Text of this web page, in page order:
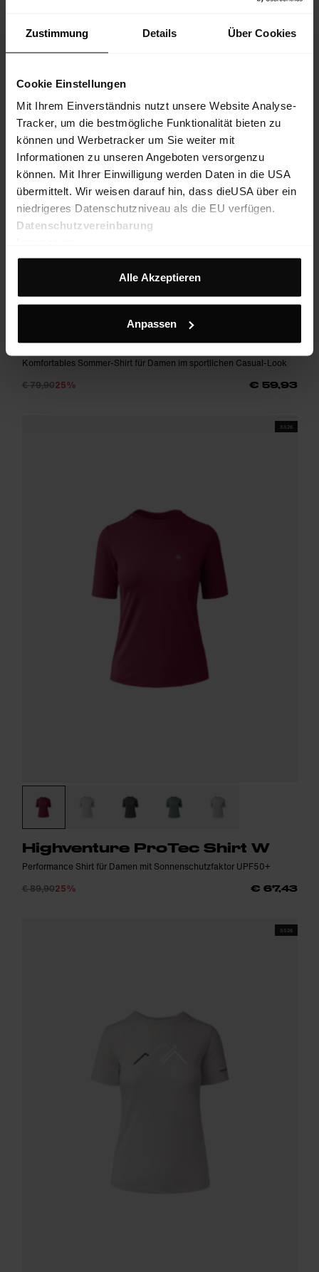
Zustimmung Details Über Cookies
Cookie Einstellungen
Mit Ihrem Einverständnis nutzt unsere Website Analyse-
Tracker, um die bestmögliche Funktionalität bieten zu
können und Werbetracker um Sie weiter mit
Informationen zu unseren Angeboten versorgenzu
können. Mit Ihrer Einwilligung werden Daten in die USA
übermittelt. Wir weisen darauf hin, dass dieUSA über ein
niedrigeres Datenschutzniveau als die EU verfügen.
Datenschutzvereinbarung
Alle Akzeptieren
Anpassen
Alpmate ComTee Shirt W
Komfortables Sommer-Shirt für Damen im sportlichen Casual-Look
€ 79,9025% € 59,93
SS26
Highventure ProTec Shirt W
Performance Shirt für Damen mit Sonnenschutzfaktor UPF50+
€ 89,9025% € 67,43
SS26